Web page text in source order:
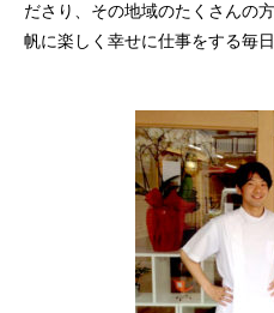
ださり、その地域のたくさんの
帆に楽しく幸せに仕事をする毎